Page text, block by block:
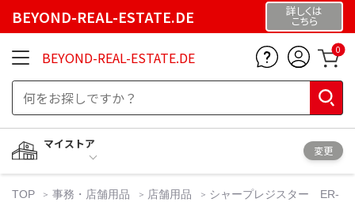
BEYOND-REAL-ESTATE.DE 詳しくは
こちら
BEYOND-REAL-ESTATE.DE 0
マイストア
変更
TOP 事務・店舗用品 店舗用品
シャープレジスター ER-